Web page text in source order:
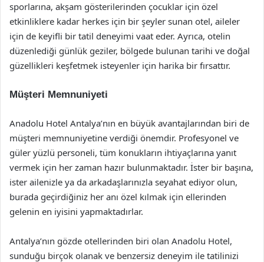
sporlarına, akşam gösterilerinden çocuklar için özel
etkinliklere kadar herkes için bir şeyler sunan otel, aileler
için de keyifli bir tatil deneyimi vaat eder. Ayrıca, otelin
düzenlediği günlük geziler, bölgede bulunan tarihi ve doğal
güzellikleri keşfetmek isteyenler için harika bir fırsattır.
Müşteri Memnuniyeti
Anadolu Hotel Antalya’nın en büyük avantajlarından biri de
müşteri memnuniyetine verdiği önemdir. Profesyonel ve
güler yüzlü personeli, tüm konukların ihtiyaçlarına yanıt
vermek için her zaman hazır bulunmaktadır. İster bir başına,
ister ailenizle ya da arkadaşlarınızla seyahat ediyor olun,
burada geçirdiğiniz her anı özel kılmak için ellerinden
gelenin en iyisini yapmaktadırlar.
Antalya’nın gözde otellerinden biri olan Anadolu Hotel,
sunduğu birçok olanak ve benzersiz deneyim ile tatilinizi